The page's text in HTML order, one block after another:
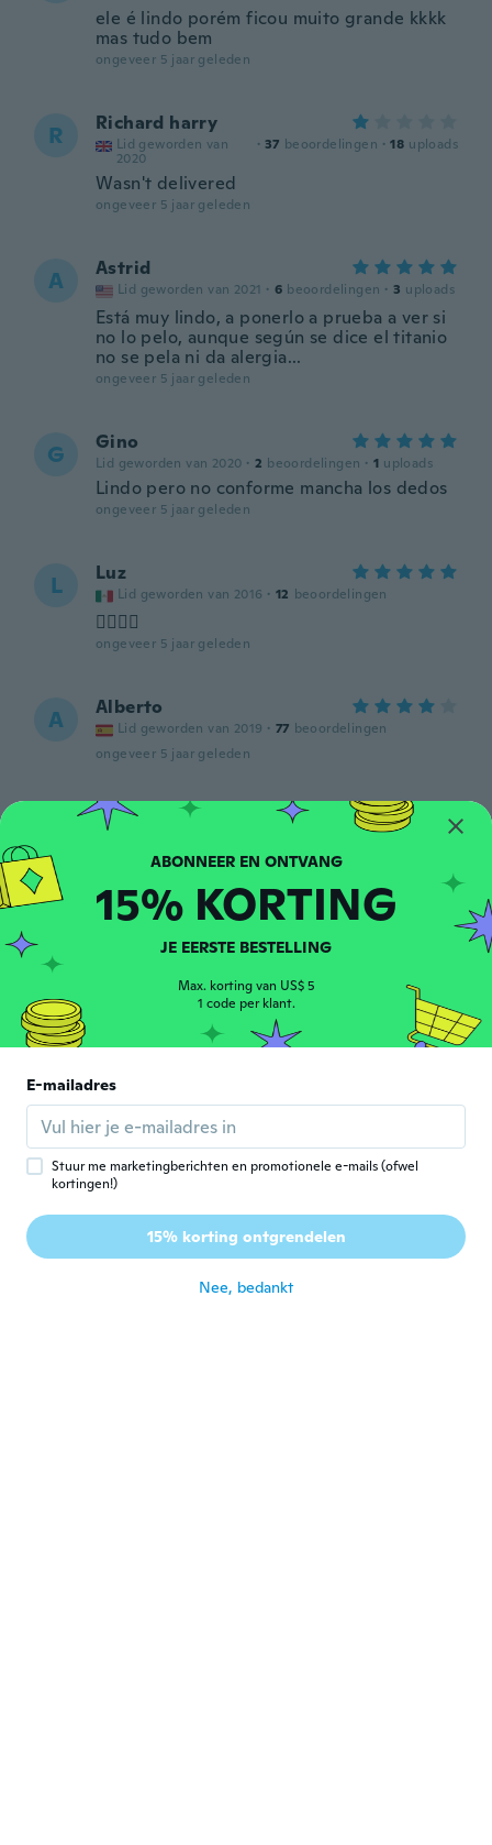
ele é lindo porém ficou muito grande kkkk
mas tudo bem
ongeveer 5 jaar geleden
R Richard harry
Lid geworden van
2020
· 37 beoordelingen · 18 uploads
Wasn't delivered
ongeveer 5 jaar geleden
A Astrid
Lid geworden van 2021 · 6 beoordelingen · 3 uploads
Está muy lindo, a ponerlo a prueba a ver si
no lo pelo, aunque según se dice el titanio
no se pela ni da alergia...
ongeveer 5 jaar geleden
G Gino
Lid geworden van 2020 · 2 beoordelingen · 1 uploads
Lindo pero no conforme mancha los dedos
ongeveer 5 jaar geleden
L Luz
Lid geworden van 2016 · 12 beoordelingen
👍🏼👍🏼
ongeveer 5 jaar geleden
A Alberto
Lid geworden van 2019 · 77 beoordelingen
ongeveer 5 jaar geleden
Judy
beoordelingen
ongeveer 5 jaar geleden
Roisin
Lid geworden van
· 47 beoordelingen
One of the best things I've ever got on
wish! So cute and so different, I love it!
ongeveer 5 jaar geleden
三 三七絵
ongeveer 5 jaar geleden
C Lid geworden van 2020 · 25 beoordelingen
Not great quality
ABONNEER EN ONTVANG
15% KORTING
JE EERSTE BESTELLING
Max. korting van US$ 5
1 code per klant.
E-mailadres
Stuur me marketingberichten en promotionele e-mails (ofwel
kortingen!)
15% korting ontgrendelen
Nee, bedankt